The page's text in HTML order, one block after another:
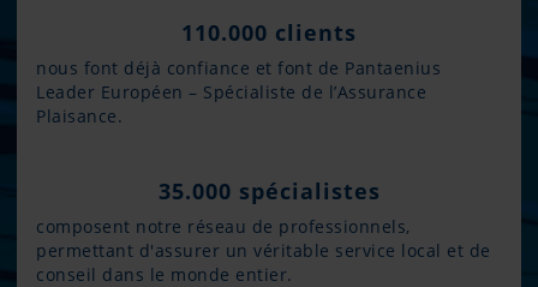
110.000 clients
nous font déjà confiance et font de Pantaenius
Leader Européen – Spécialiste de l’Assurance
Plaisance.
35.000 spécialistes
composent notre réseau de professionnels,
permettant d'assurer un véritable service local et de
conseil dans le monde entier.